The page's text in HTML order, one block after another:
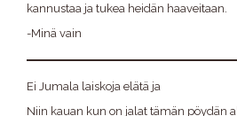
kannustaa ja tukea heidän haaveitaan.
-Minä vain
Ei Jumala laiskoja elätä ja
Niin kauan kun on jalat tämän pöydän